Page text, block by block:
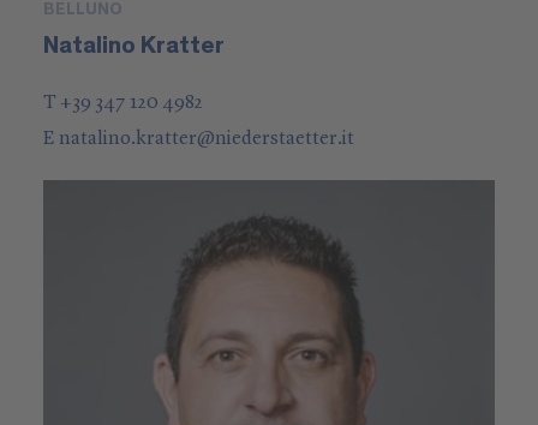
BELLUNO
Natalino Kratter
T +39 347 120 4982
E natalino.kratter@niederstaetter.it